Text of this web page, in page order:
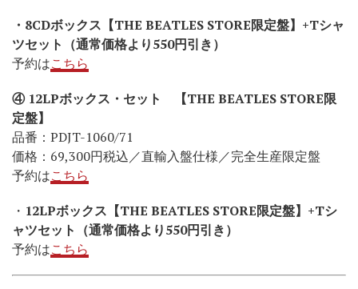
・8CDボックス【THE BEATLES STORE限定盤】+Tシャ
ツセット（通常価格より550円引き）
予約はこちら
④ 12LPボックス・セット 【THE BEATLES STORE限
定盤】
品番：PDJT-1060/71
価格：69,300円税込／直輸入盤仕様／完全生産限定盤
予約はこちら
・ 12LPボックス【THE BEATLES STORE限定盤】+Tシ
ャツセット（通常価格より550円引き）
予約はこちら